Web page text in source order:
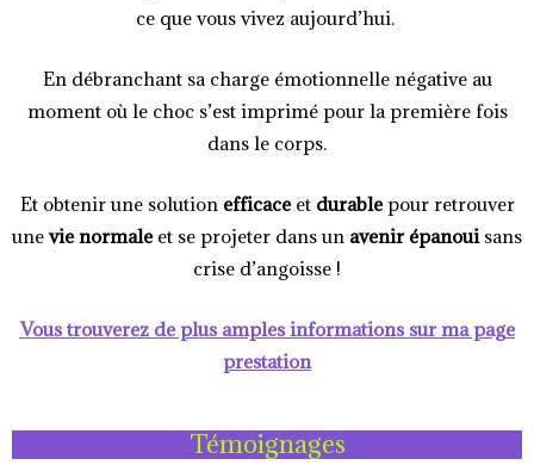
ce que vous vivez aujourd’hui.
En débranchant sa charge émotionnelle négative au
moment où le choc s’est imprimé pour la première fois
dans le corps.
Et obtenir une solution efficaceet durable pour retrouver
une vie normale et se projeter dans un avenir épanouisans
crise d’angoisse !
Vous trouverez de plus amples informations sur ma page
prestation
Témoignages